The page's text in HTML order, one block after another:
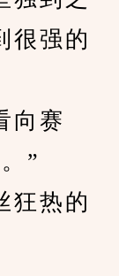
很强的
赛
”
热的